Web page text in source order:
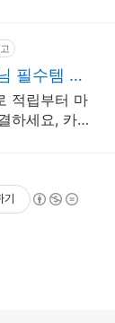
필수템 카
적립부터 마
하세요, 카솔